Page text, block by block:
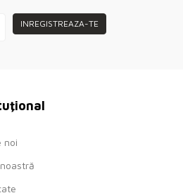
INREGISTREAZA-TE
noi